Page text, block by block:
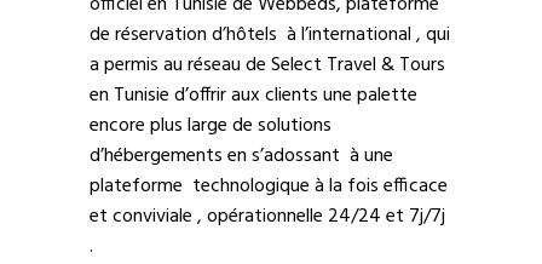
de réservation d’hôtels à l’international , qui
a permis au réseau de Select Travel & Tours
en Tunisie d’offrir aux clients une palette
encore plus large de solutions
d’hébergements en s’adossant à une
plateforme technologique à la fois efficace
et conviviale , opérationnelle 24/24 et 7j/7j
.